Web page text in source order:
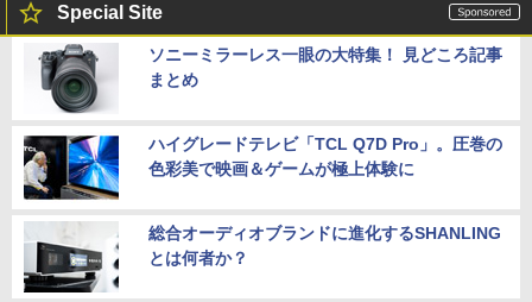
Special Site
ソニーミラーレス一眼の大特集！ 見どころ記事
まとめ
ハイグレードテレビ「TCL Q7D Pro」。圧巻の
色彩美で映画＆ゲームが極上体験に
総合オーディオブランドに進化するSHANLING
とは何者か？